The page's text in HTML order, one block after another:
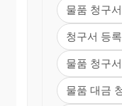
물품 청구
청구서 등
물품 청구
물품 대금